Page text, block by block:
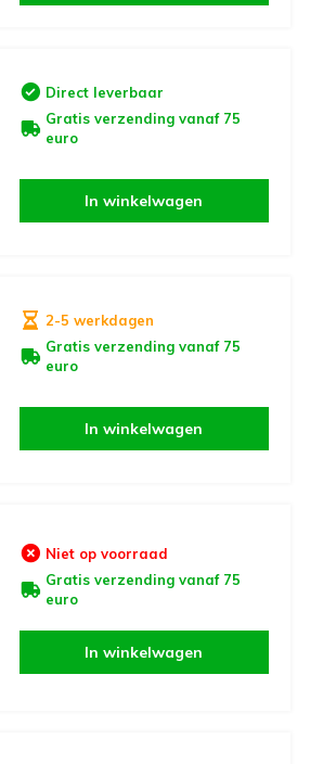
Direct leverbaar
Gratis verzending vanaf 75
euro
In winkelwagen
2-5 werkdagen
Gratis verzending vanaf 75
euro
In winkelwagen
Niet op voorraad
Gratis verzending vanaf 75
euro
In winkelwagen